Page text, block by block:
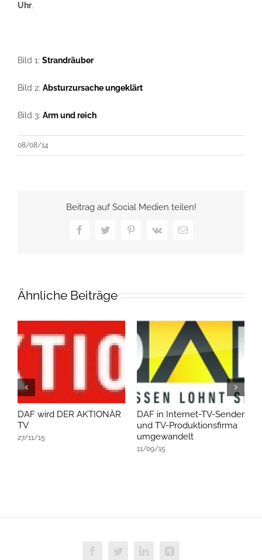
Uhr.
Bild 1: Strandräuber
Bild 2: Absturzursache ungeklärt
Bild 3: Arm und reich
08/08/14
Beitrag auf Social Medien teilen!
FacebookTwitterPinterest
Vk
E-
Ähnliche Beiträge
DAF wird DER AKTIONÄR
TV
27/11/15
DAF in Internet-TV-Sender
und TV-Produktionsfirma
umgewandelt
11/09/15
FacebookTwitterLinkedInXing